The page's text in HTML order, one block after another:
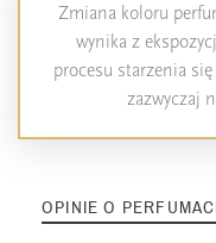
Zmiana koloru
wynika z
procesu starzenia
zazwyczaj
OPINIE O